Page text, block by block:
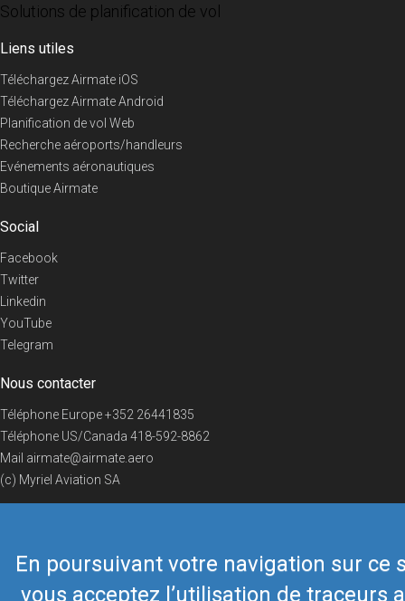
En poursuivant votre navigation sur ce
vous acceptez l’utilisation de traceurs
Solutions de planification de vol
Liens utiles
Téléchargez Airmate iOS
Téléchargez Airmate Android
Planification de vol Web
Recherche aéroports/handleurs
Evénements aéronautiques
Boutique Airmate
Social
Facebook
Twitter
Linkedin
YouTube
Telegram
Nous contacter
Téléphone Europe+352 26441835
Téléphone US/Canada 418-592-8862
Mail airmate@airmate.aero
(c) Myriel Aviation SA
© 2019 Airmate - Conditions d'utilisation -Vie privée Back to top